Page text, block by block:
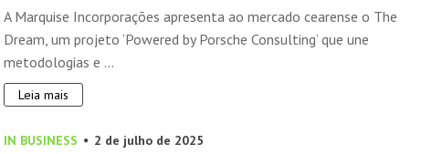
A Marquise Incorporações apresenta ao mercado cearense o The
Dream, um projeto ‘Powered by Porsche Consulting’ que une
metodologias e ...
Leia mais
IN BUSINESS 2 de julho de 2025